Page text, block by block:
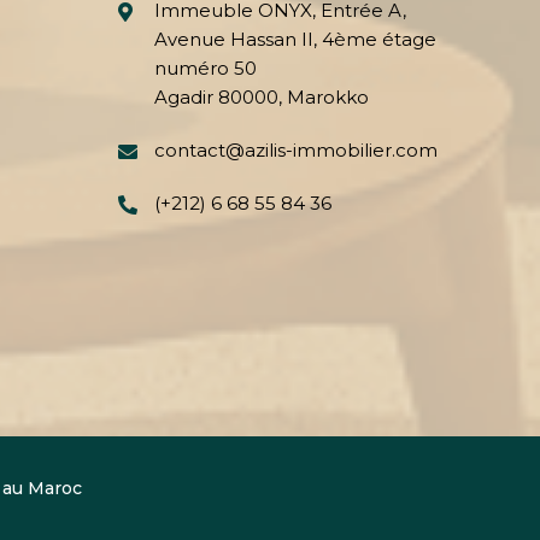
Immeuble ONYX, Entrée A,
Avenue Hassan II, 4ème étage
numéro 50
Agadir 80000, Marokko
contact@azilis-immobilier.com
(+212) 6 68 55 84 36
Maroc